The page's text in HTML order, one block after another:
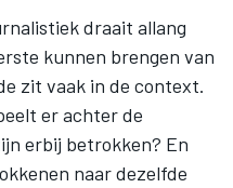
draait allang
kunnen brengen van
zit vaak in de context.
er achter de
erbij betrokken? En
naar dezelfde